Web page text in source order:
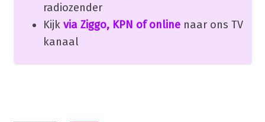
radiozender
Kijk via Ziggo, KPN of onlinenaar ons TV
kanaal